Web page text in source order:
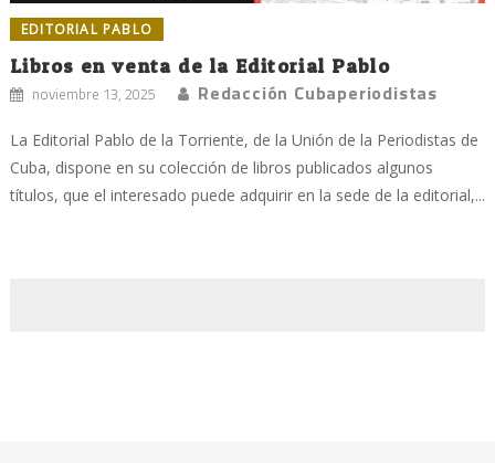
EDITORIAL PABLO
Libros en venta de la Editorial Pablo
noviembre 13, 2025 Redacción Cubaperiodistas
La Editorial Pablo de la Torriente, de la Unión de la Periodistas de
Cuba, dispone en su colección de libros publicados algunos
títulos, que el interesado puede adquirir en la sede de la editorial,...